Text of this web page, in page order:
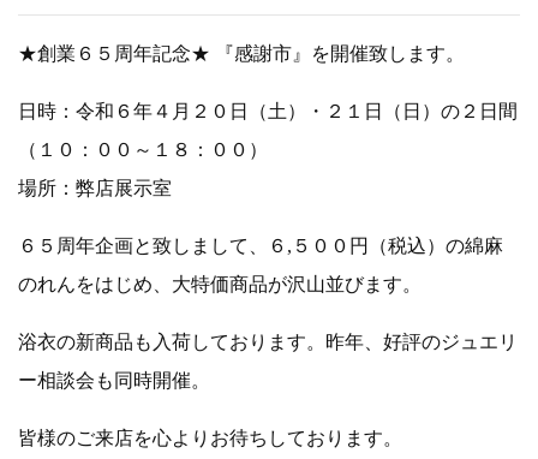
★創業６５周年記念★ 『感謝市』を開催致します。
日時：令和６年４月２０日（土）・２１日（日）の２日間
（１０：００～１８：００）
場所：弊店展示室
６５周年企画と致しまして、６,５００円（税込）の綿麻
のれんをはじめ、大特価商品が沢山並びます。
浴衣の新商品も入荷しております。昨年、好評のジュエリ
ー相談会も同時開催。
皆様のご来店を心よりお待ちしております。